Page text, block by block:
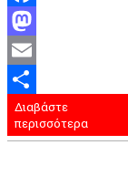
Facebook
Mastodon
Email
Μοιραστείτε
Διαβάστε
περισσότερα